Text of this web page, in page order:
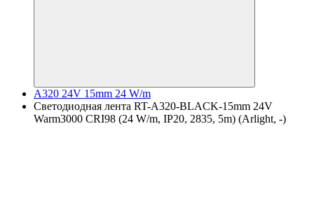
A320 24V 15mm 24 W/m
Светодиодная лента RT-A320-BLACK-15mm 24V
Warm3000 CRI98 (24 W/m, IP20, 2835, 5m) (Arlight, -)